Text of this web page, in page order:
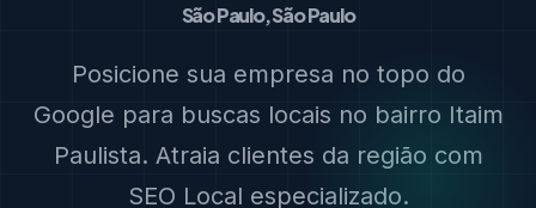
São Paulo, São Paulo
Posicione sua empresa no topo do
Google para buscas locais no bairro Itaim
Paulista. Atraia clientes da região com
SEO Local especializado.